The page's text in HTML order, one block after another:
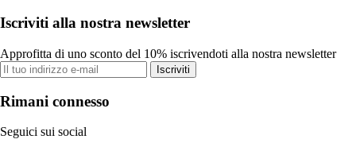
Iscriviti alla nostra newsletter
Approfitta di uno sconto del 10% iscrivendoti alla nostra newsletter
Iscriviti
Rimani connesso
Seguici sui social